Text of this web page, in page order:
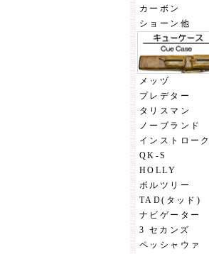
カーボン
ショーン他
メッヅ
プレデター
タリスマン
ノーブランド
インストローク
QK-S
HOLLY
ボルツリー
TAD(タッド)
ナビゲーター
3 セカンズ
ペッシャウァ